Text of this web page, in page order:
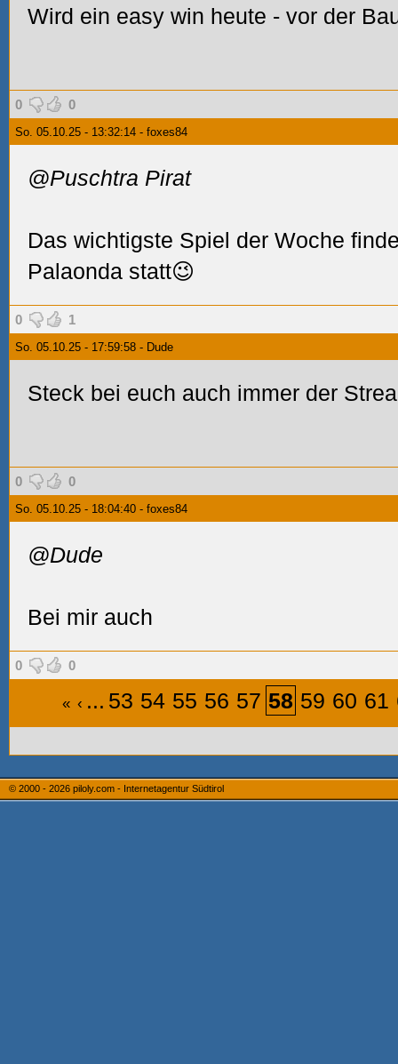
Wird ein easy win heute - vor der
0 0
So. 05.10.25 - 13:32:14 - foxes84
@Puschtra Pirat
Das wichtigste Spiel der Woche
Palaonda statt😉
0 1
So. 05.10.25 - 17:59:58 - Dude
Steck bei euch auch immer der
0 0
So. 05.10.25 - 18:04:40 - foxes84
@Dude
Bei mir auch
0 0
« ‹ ... 53 54 55 56 57 58 59 60 61
© 2000 - 2026 piloly.com - Internetagentur Südtirol